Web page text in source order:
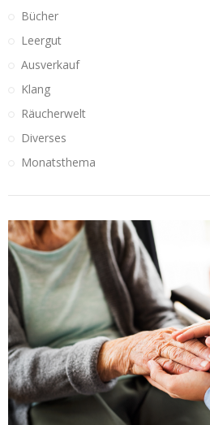
Bücher
Leergut
Ausverkauf
Klang
Räucherwelt
Diverses
Monatsthema